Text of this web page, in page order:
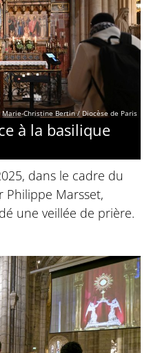
Christine Bertin / Diocèse de Paris
à la basilique
dans le cadre du
Philippe Marsset,
une veillée de prière.